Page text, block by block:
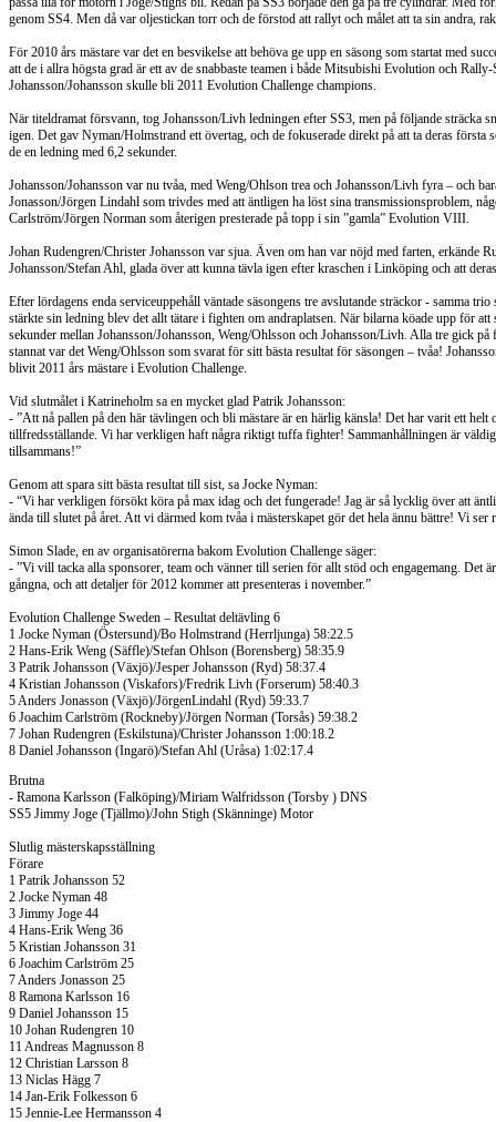
genom SS4. Men då var oljestickan torr och de förstod att rallyt och målet att ta sin andra,
För 2010 års mästare var det en besvikelse att behöva ge upp en säsong som startat med
att de i allra högsta grad är ett av de snabbaste teamen i både Mitsubishi Evolution och
Johansson/Johansson skulle bli 2011 Evolution Challenge champions.
När titeldramat försvann, tog Johansson/Livh ledningen efter SS3, men på följande sträcka
igen. Det gav Nyman/Holmstrand ett övertag, och de fokuserade direkt på att ta deras
de en ledning med 6,2 sekunder.
Johansson/Johansson var nu tvåa, med Weng/Ohlson trea och Johansson/Livh fyra – och
Jonasson/Jörgen Lindahl som trivdes med att äntligen ha löst sina transmissionsproblem,
Carlström/Jörgen Norman som återigen presterade på topp i sin ”gamla” Evolution VIII.
Johan Rudengren/Christer Johansson var sjua. Även om han var nöjd med farten, erkände
Johansson/Stefan Ahl, glada över att kunna tävla igen efter kraschen i Linköping och att
Efter lördagens enda serviceuppehåll väntade säsongens tre avslutande sträckor - samma
stärkte sin ledning blev det allt tätare i fighten om andraplatsen. När bilarna köade upp för
sekunder mellan Johansson/Johansson, Weng/Ohlsson och Johansson/Livh. Alla tre gick
stannat var det Weng/Ohlsson som svarat för sitt bästa resultat för säsongen – tvåa!
blivit 2011 års mästare i Evolution Challenge.
Vid slutmålet i Katrineholm sa en mycket glad Patrik Johansson:
- ”Att nå pallen på den här tävlingen och bli mästare är en härlig känsla! Det har varit ett
tillfredsställande. Vi har verkligen haft några riktigt tuffa fighter! Sammanhållningen är
tillsammans!”
Genom att spara sitt bästa resultat till sist, sa Jocke Nyman:
- “Vi har verkligen försökt köra på max idag och det fungerade! Jag är så lycklig över att
ända till slutet på året. Att vi därmed kom tvåa i mästerskapet gör det hela ännu bättre! Vi ser
Simon Slade, en av organisatörerna bakom Evolution Challenge säger:
- ”Vi vill tacka alla sponsorer, team och vänner till serien för allt stöd och engagemang. Det
gångna, och att detaljer för 2012 kommer att presenteras i november.”
Evolution Challenge Sweden – Resultat deltävling 6
1 Jocke Nyman (Östersund)/Bo Holmstrand (Herrljunga) 58:22.5
2 Hans-Erik Weng (Säffle)/Stefan Ohlson (Borensberg) 58:35.9
3 Patrik Johansson (Växjö)/Jesper Johansson (Ryd) 58:37.4
4 Kristian Johansson (Viskafors)/Fredrik Livh (Forserum) 58:40.3
5 Anders Jonasson (Växjö)/JörgenLindahl (Ryd) 59:33.7
6 Joachim Carlström (Rockneby)/Jörgen Norman (Torsås) 59:38.2
7 Johan Rudengren (Eskilstuna)/Christer Johansson 1:00:18.2
8 Daniel Johansson (Ingarö)/Stefan Ahl (Uråsa) 1:02:17.4
Brutna
- Ramona Karlsson (Falköping)/Miriam Walfridsson (Torsby ) DNS
SS5 Jimmy Joge (Tjällmo)/John Stigh (Skänninge) Motor
Slutlig mästerskapsställning
Förare
1 Patrik Johansson 52
2 Jocke Nyman 48
3 Jimmy Joge 44
4 Hans-Erik Weng 36
5 Kristian Johansson 31
6 Joachim Carlström 25
7 Anders Jonasson 25
8 Ramona Karlsson 16
9 Daniel Johansson 15
10 Johan Rudengren 10
11 Andreas Magnusson 8
12 Christian Larsson 8
13 Niclas Hägg 7
14 Jan-Erik Folkesson 6
15 Jennie-Lee Hermansson 4